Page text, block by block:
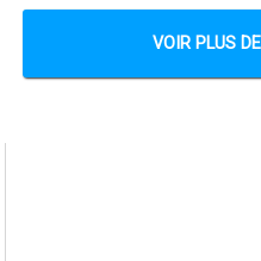
VOIR PLUS